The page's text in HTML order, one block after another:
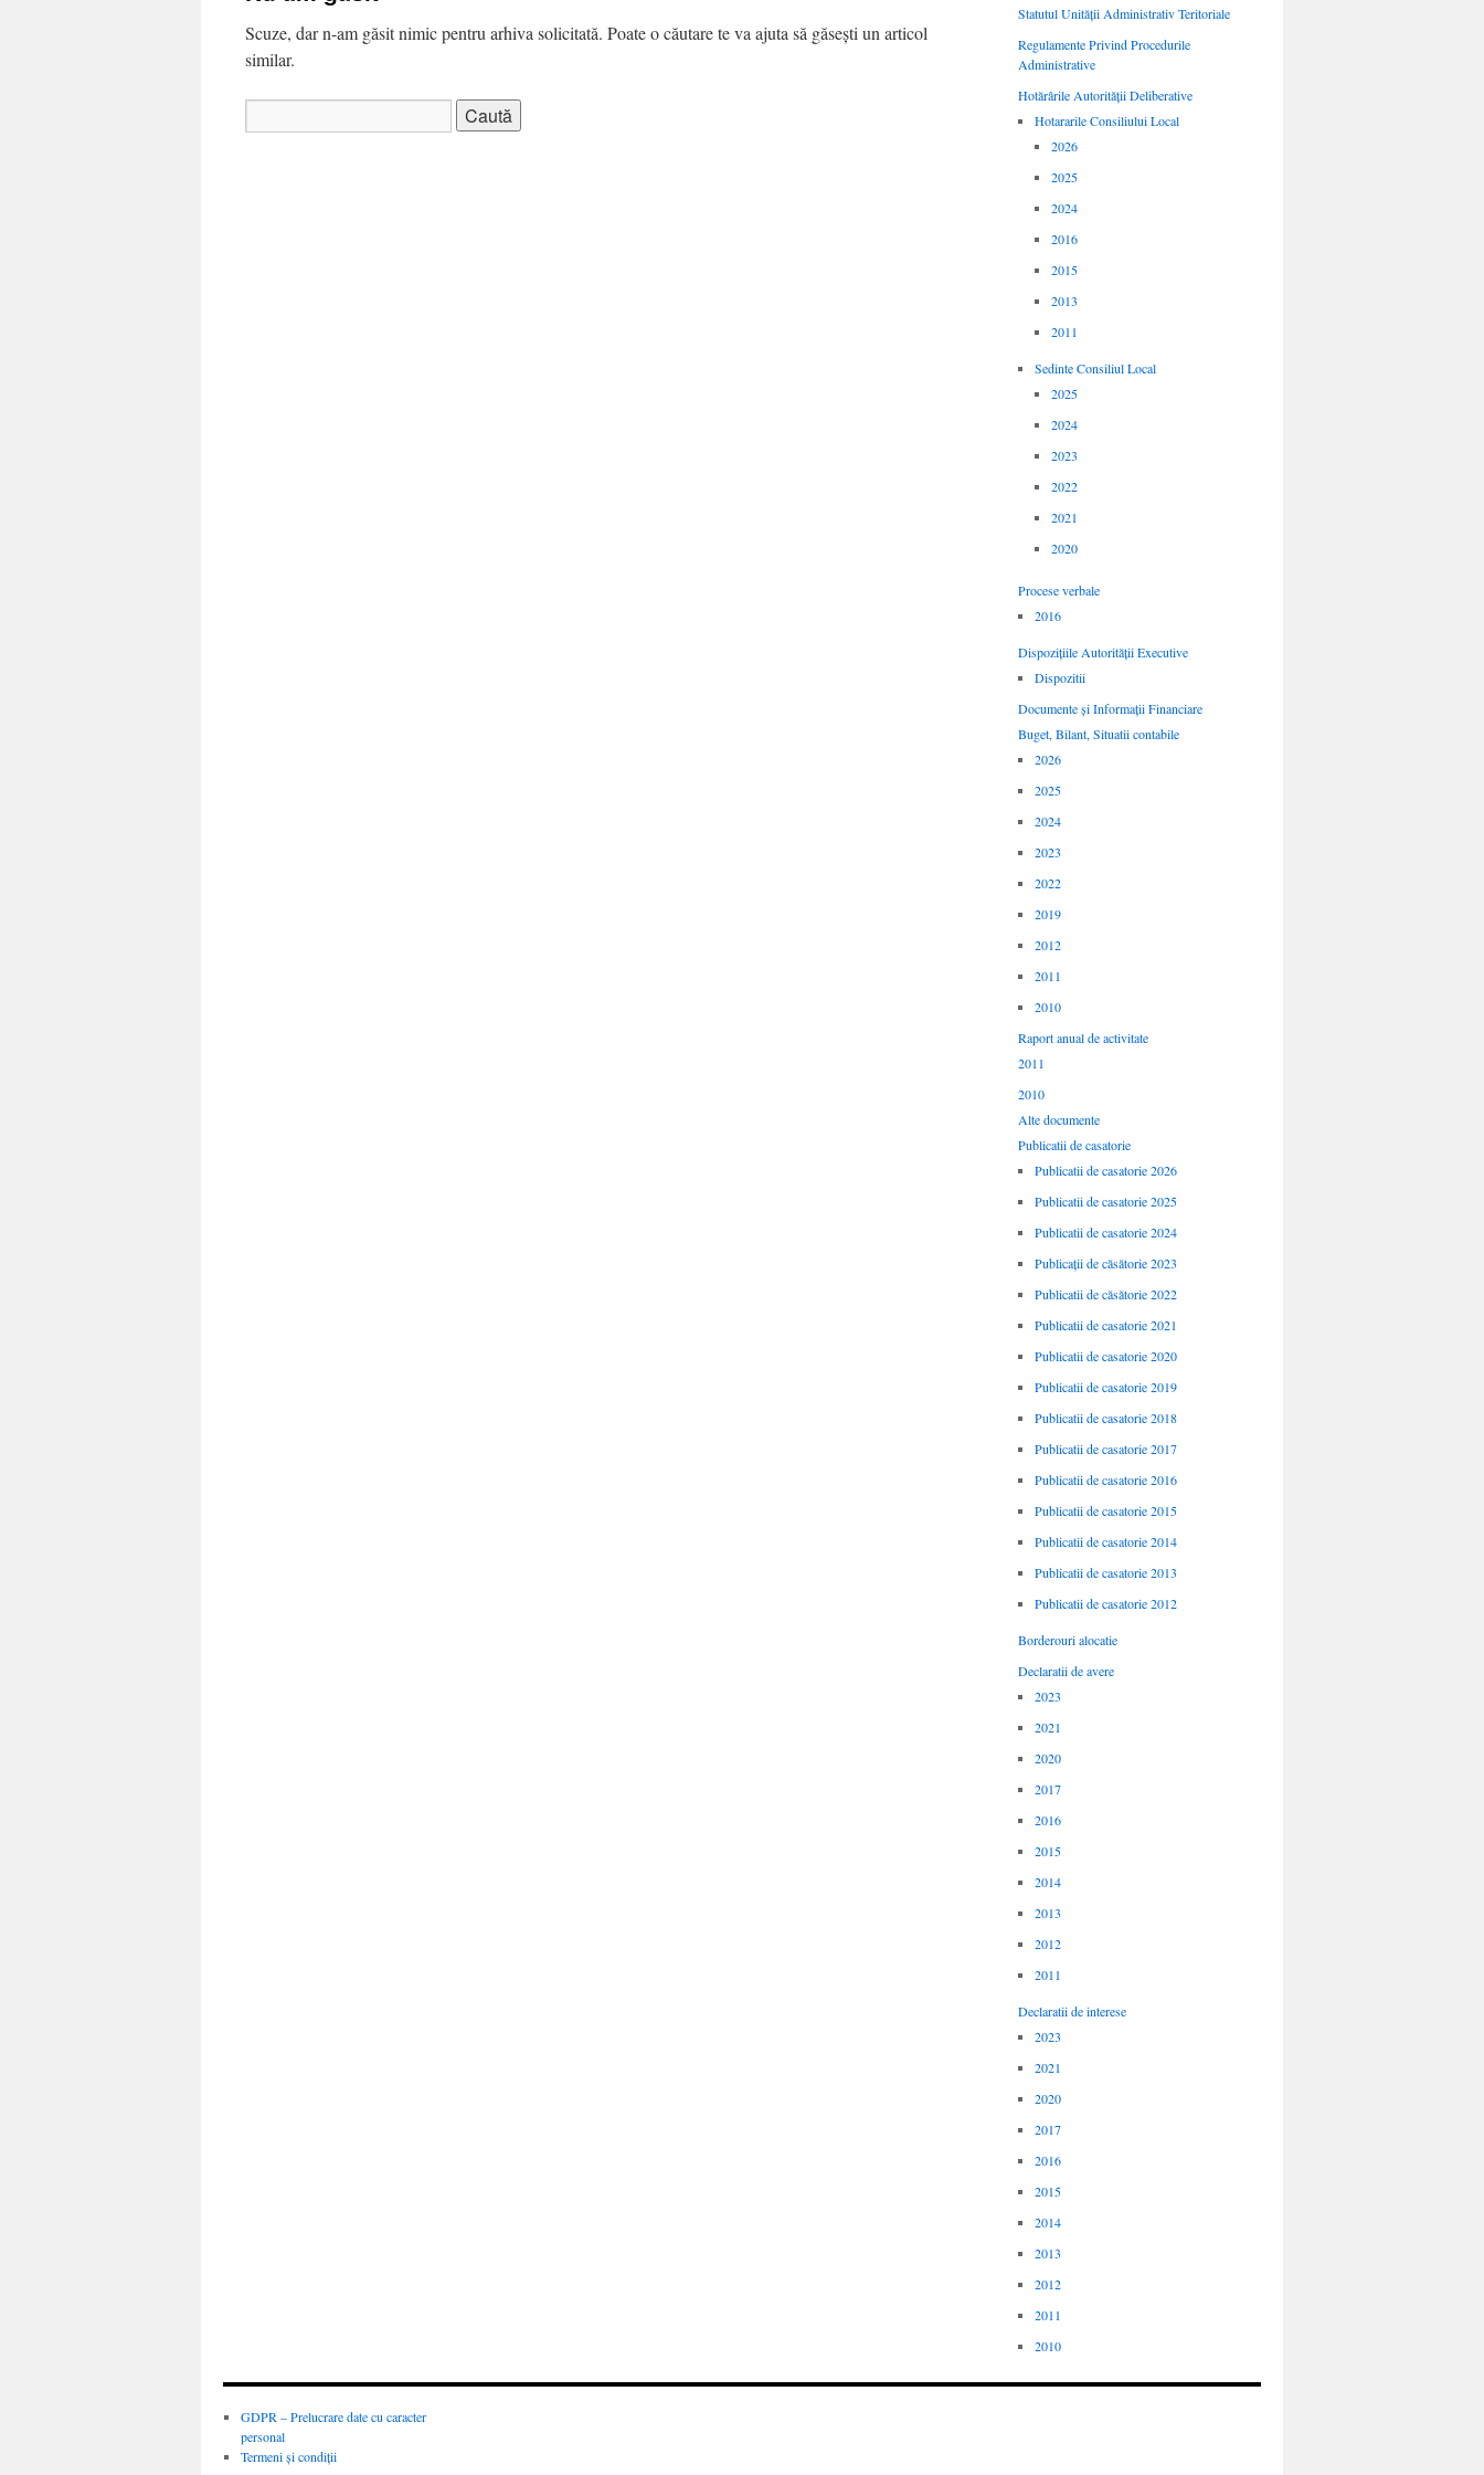
Scuze, dar n-am găsit nimic pentru arhiva solicitată. Poate o căutare te va ajuta să găsești un articol
similar.
după:
Statutul Unității Administrativ Teritoriale
Regulamente Privind Procedurile
Administrative
Hotărârile Autorității Deliberative
Hotararile Consiliului Local
2026
2025
2024
2016
2015
2013
2011
Sedinte Consiliul Local
2025
2024
2023
2022
2021
2020
Procese verbale
2016
Dispozițiile Autorității Executive
Dispozitii
Documente și Informații Financiare
Buget, Bilant, Situatii contabile
2026
2025
2024
2023
2022
2019
2012
2011
2010
Raport anual de activitate
2011
2010
Alte documente
Publicatii de casatorie
Publicatii de casatorie 2026
Publicatii de casatorie 2025
Publicatii de casatorie 2024
Publicații de căsătorie 2023
Publicatii de căsătorie 2022
Publicatii de casatorie 2021
Publicatii de casatorie 2020
Publicatii de casatorie 2019
Publicatii de casatorie 2018
Publicatii de casatorie 2017
Publicatii de casatorie 2016
Publicatii de casatorie 2015
Publicatii de casatorie 2014
Publicatii de casatorie 2013
Publicatii de casatorie 2012
Borderouri alocatie
Declaratii de avere
2023
2021
2020
2017
2016
2015
2014
2013
2012
2011
Declaratii de interese
2023
2021
2020
2017
2016
2015
2014
2013
2012
2011
2010
GDPR – Prelucrare date cu caracter
personal
Termeni și condiții